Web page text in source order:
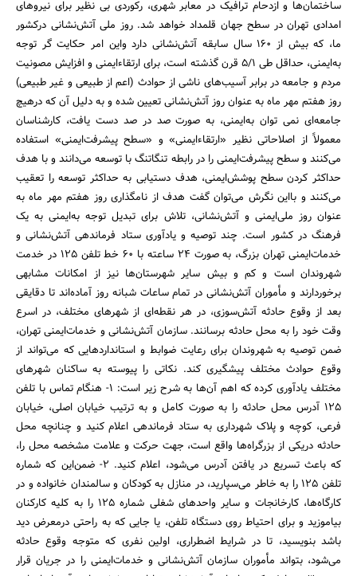
ساختمان‌ها و ازدحام ترافیک در معابر شهری، ‌رکوردی بی نظیر برای نیروهای
امدادی تهران در سطح جهان قلمداد خواهد شد. روز ملی آتش‌نشانی درکشور
ما، که بیش از 160 سال سابقه آتش‌نشانی دارد و‌این امر حکایت گر توجه
به‌ایمنی، حداقل طی 5/1 قرن گذشته است، برای ارتقاء‌ایمنی و افزایش مصونیت
مردم و جامعه در برابر آسیب‌های ناشی از حوادث (اعم از طبیعی و غیر طبیعی)‌
روز هفتم مهر ماه به عنوان روز آتش‌نشانی تعیین شده و به دلیل آن که درهیچ
جامعه‌ای نمی توان به‌ایمنی، به صورت صد در صد دست یافت، ‌کارشناسان
معمولاً از اصلاحاتی نظیر «ارتقاء‌‌ایمنی» و «سطح پیشرفت‌ایمنی» استفاده
می‌کنند و سطح پیشرفت‌ایمنی را در رابطه تنگاتنگ با توسعه می‌دانند و با هدف
حداکثر کردن سطح پوشش‌ایمنی، ‌هدف دستیابی به حداکثر توسعه را تعقیب
می‌کنند و با‌این نگرش می‌توان گفت هدف از نامگذاری روز هفتم مهر ماه به
عنوان روز ملی‌ایمنی و آتش‌نشانی، تلاش برای تبدیل توجه به‌ایمنی به یک
فرهنگ در کشور است. چند توصیه و یادآوری ستاد فرماندهی آتش‌نشانی و
خدمات‌ایمنی تهران بزرگ، ‌به صورت 24 ساعته با 60 خط تلفن 125 در خدمت
شهروندان است و کم و بیش سایر شهرستان‌ها نیز از امکانات مشابهی
برخوردارند و مأموران آتش‌نشانی در تمام ساعات شبانه روز آماده‌اند تا دقایقی
بعد از وقوع حادثه آتش‌سوزی، در هر نقطه‌ای از شهرهای مختلف، در اسرع
وقت خود را به محل حادثه برسانند. سازمان آتش‌نشانی و خدمات‌ایمنی تهران،
‌ضمن توصیه به شهروندان برای رعایت ضوابط و استانداردهایی که می‌تواند از
وقوع حوادث مختلف پیشگیری کند. نکاتی را پیوسته به ساکنان شهرهای
مختلف یادآوری کرده که اهم آن‌ها به شرح زیر است: 1- هنگام تماس با تلفن
125 آدرس محل حادثه را به صورت کامل و به ترتیب خیابان اصلی، خیابان
فرعی، کوچه و پلاک شهرداری به ستاد فرماندهی اعلام کنید و چنانچه محل
حادثه دریکی از بزرگراه‌ها واقع است، ‌جهت حرکت و علامت مشخصه محل را،
‌که باعث تسریع در یافتن آدرس می‌شود، اعلام کنید. 2- ضمن‌این که شماره
تلفن 125 را به خاطر می‌سپارید، ‌در منازل به کودکان و سالمندان خانواده و در
کارگاه‌ها، ‌کارخانجات و سایر واحدهای شغلی شماره 125 را به کلیه کارکنان
بیاموزید و برای احتیاط روی دستگاه تلفن، یا جایی که به راحتی درمعرض دید
باشد بنویسید، تا در شرایط اضطراری، اولین نفری که متوجه وقوع حادثه
می‌شود، بتواند مأموران سازمان آتش‌نشانی و خدمات‌ایمنی را در جریان قرار